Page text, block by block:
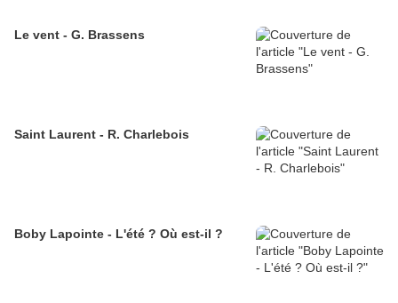
Le vent - G. Brassens
Saint Laurent - R. Charlebois
Boby Lapointe - L'été ? Où est-il ?